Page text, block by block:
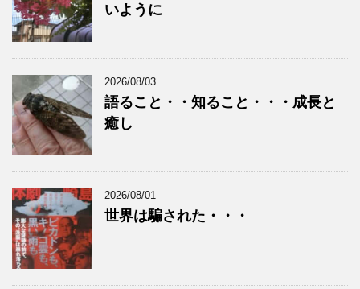
いように
2026/08/03
語ること・・知ること・・・成長と
癒し
2026/08/01
世界は騙された・・・